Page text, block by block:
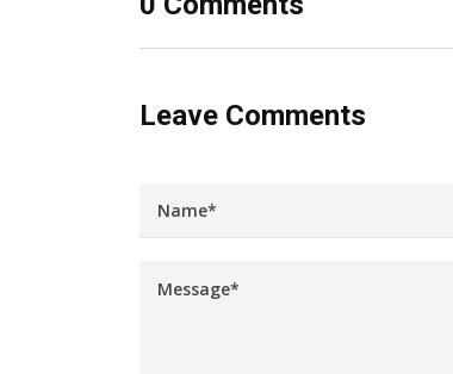
Leave Comments